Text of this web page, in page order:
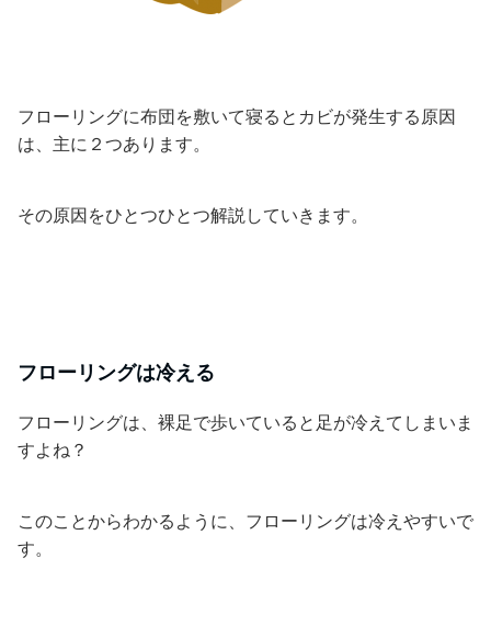
フローリングに布団を敷いて寝るとカビが発生する原因
は、主に２つあります。
その原因をひとつひとつ解説していきます。
フローリングは冷える
フローリングは、裸足で歩いていると足が冷えてしまいま
すよね？
このことからわかるように、フローリングは冷えやすいで
す。